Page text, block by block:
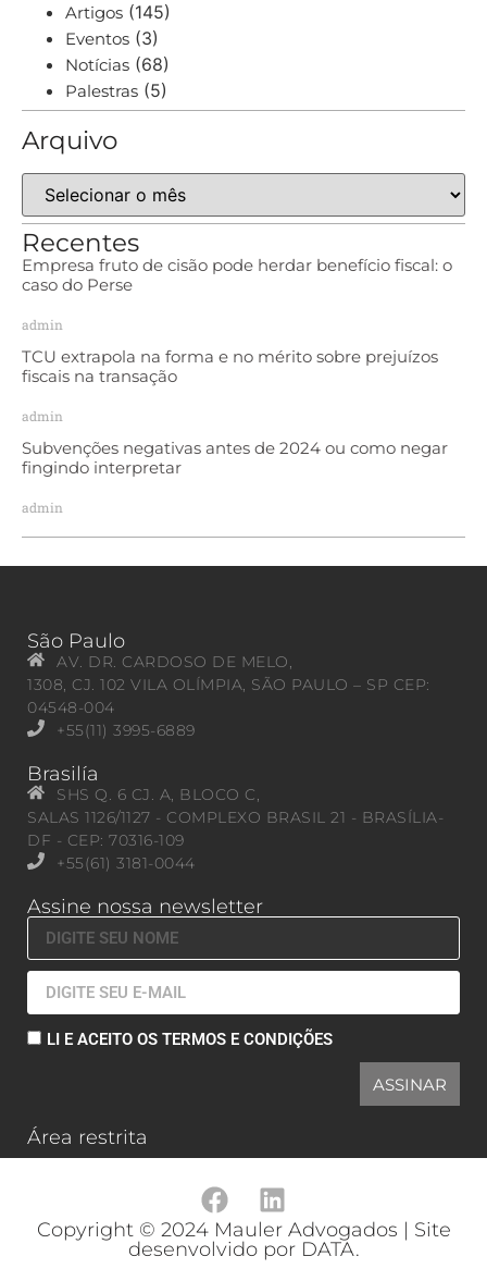
Artigos (145)
Eventos (3)
Notícias (68)
Palestras (5)
Arquivo
Recentes
Empresa fruto de cisão pode herdar benefício fiscal: o
caso do Perse
admin
TCU extrapola na forma e no mérito sobre prejuízos
fiscais na transação
admin
Subvenções negativas antes de 2024 ou como negar
fingindo interpretar
admin
São Paulo
AV. DR. CARDOSO DE MELO,
1308, CJ. 102 VILA OLÍMPIA, SÃO PAULO – SP CEP:
04548-004
+55(11) 3995-6889
Brasilía
SHS Q. 6 CJ. A, BLOCO C,
SALAS 1126/1127 - COMPLEXO BRASIL 21 - BRASÍLIA-
DF - CEP: 70316-109
+55(61) 3181-0044
Assine nossa newsletter
LI E ACEITO OS TERMOS E CONDIÇÕES
ASSINAR
Área restrita
Copyright © 2024 Mauler Advogados | Site
desenvolvido por DATA.